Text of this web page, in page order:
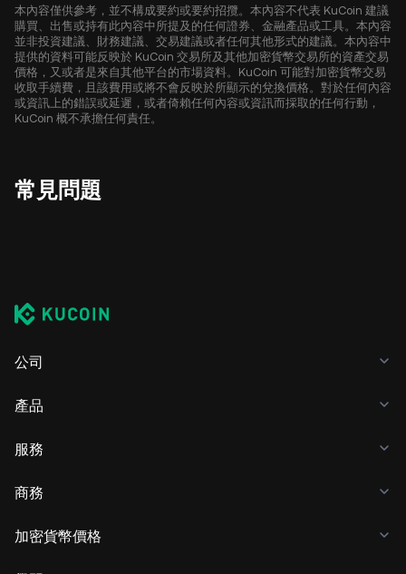
本內容僅供參考，並不構成要約或要約招攬。本內容不代表 KuCoin 建議
購買、出售或持有此內容中所提及的任何證券、金融產品或工具。本內容
並非投資建議、財務建議、交易建議或者任何其他形式的建議。本內容中
提供的資料可能反映於 KuCoin 交易所及其他加密貨幣交易所的資產交易
價格，又或者是來自其他平台的市場資料。KuCoin 可能對加密貨幣交易
收取手續費，且該費用或將不會反映於所顯示的兌換價格。對於任何內容
或資訊上的錯誤或延遲，或者倚賴任何內容或資訊而採取的任何行動，
KuCoin 概不承擔任何責任。
常見問題
公司
產品
服務
商務
加密貨幣價格